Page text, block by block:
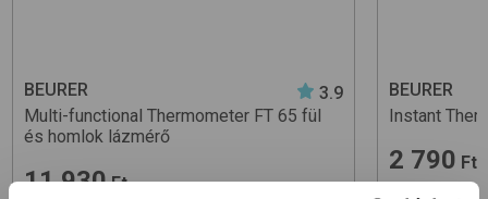
BEURER
3.9
Multi-functional Thermometer FT 65 fül
és homlok lázmérő
11 930 Ft
BEURER
Instant
2 790 Ft